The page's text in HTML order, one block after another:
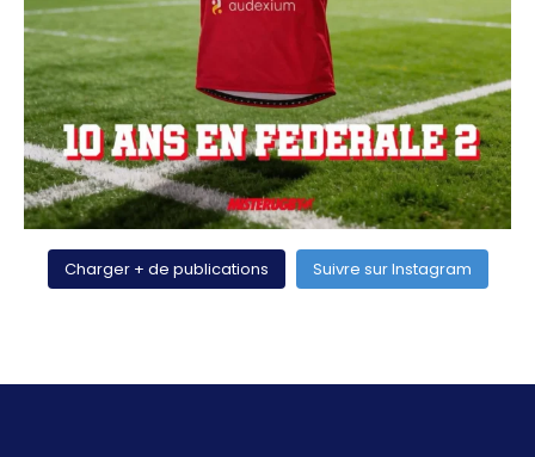
Charger + de publications Suivre sur Instagram